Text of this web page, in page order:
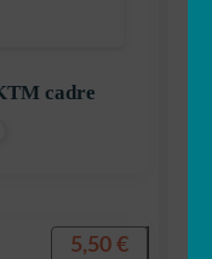
Logo KTM cadre
5,50 €